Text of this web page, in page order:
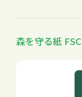
森を守る紙 FSC